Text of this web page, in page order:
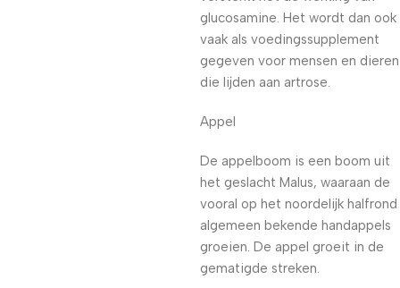
glucosamine. Het wordt dan ook
vaak als voedingssupplement
gegeven voor mensen en dieren
die lijden aan artrose.
Appel
De appelboom is een boom uit
het geslacht Malus, waaraan de
vooral op het noordelijk halfrond
algemeen bekende handappels
groeien. De appel groeit in de
gematigde streken.